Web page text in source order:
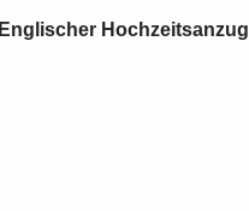
Englischer Hochzeitsanzug